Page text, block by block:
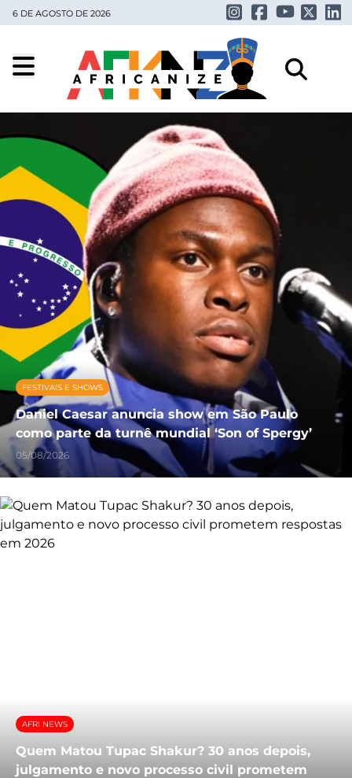
6 DE AGOSTO DE 2026
FESTIVAIS E SHOWS
Daniel Caesar anuncia show em São Paulo
como parte da turnê mundial ‘Son of Spergy’
05/08/2026
AFRI NEWS
Quem Matou Tupac Shakur? 30 anos depois,
julgamento e novo processo civil prometem